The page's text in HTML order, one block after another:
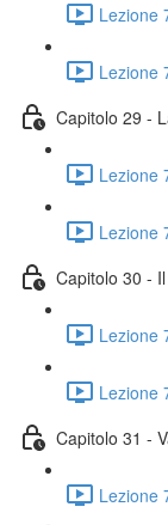
Lezione
Lezione
Capitolo 29 -
Lezione
Lezione
Capitolo 30 -
Lezione
Lezione
Capitolo 31 -
Lezione